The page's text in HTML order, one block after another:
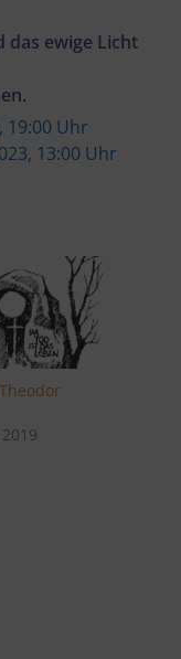
das ewige Licht
19:00 Uhr
13:00 Uhr